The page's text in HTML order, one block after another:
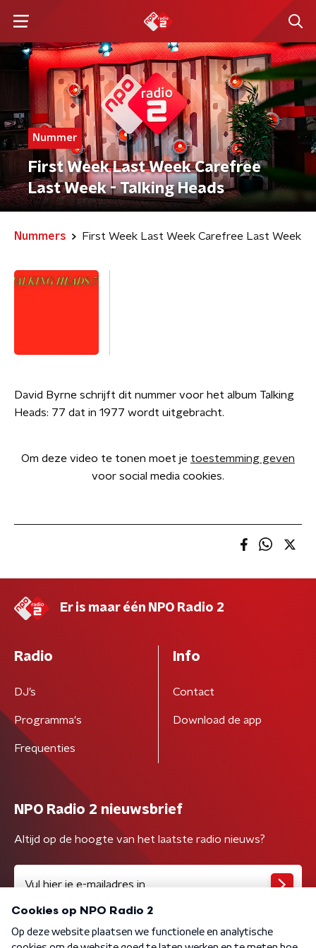
Nummer
First Week Last Week Carefree
Last Week - Talking Heads
Nummers First Week Last Week Carefree Last Week
David Byrne schrijft dit nummer voor het album Talking
Heads: 77 dat in 1977 wordt uitgebracht.
Om deze video te tonen moet je toestemming geven
voor social media cookies.
Er is maar één NPO Radio 2
Radio
DJ’s
Programma's
Frequenties
Info
Contact
Download de app
NPO Radio 2 nieuwsbrief
Altijd op de hoogte van het laatste radio nieuws?